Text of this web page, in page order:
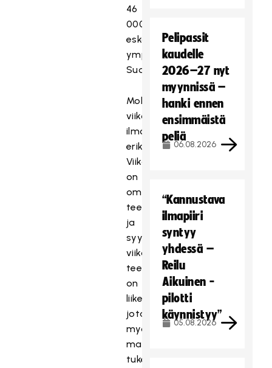
46
000
eskarilaista
ympäri
Suomen.
Molemmille
viikoille
ilmoittaudutaan
erikseen.
Viikoilla
on
omat
teemat
ja
syyskuun
viikon
teemana
on
liikenneturvallisuus,
jota
myös
materiaalit
tukevat.
Pelipassit
kaudelle
2026–27 nyt
myynnissä –
hanki ennen
ensimmäistä
peliä
06.08.2026
“Kannustava
ilmapiiri
syntyy
yhdessä –
Reilu
Aikuinen -
pilotti
käynnistyy”
05.08.2026